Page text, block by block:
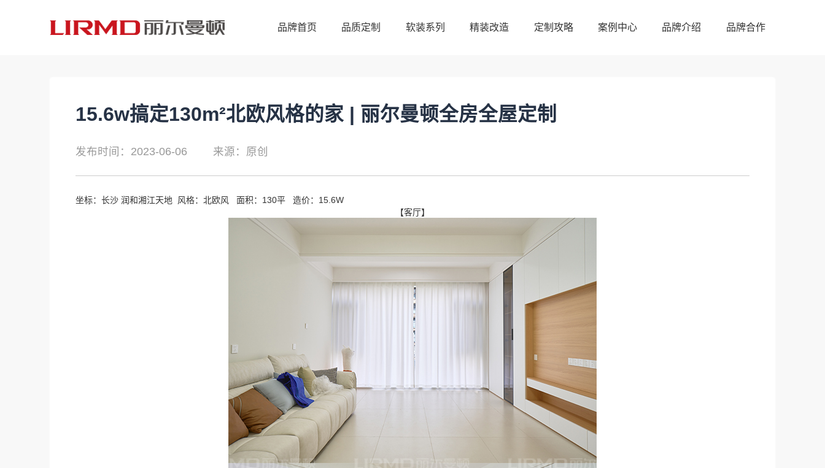
品牌首页 品质定制 软装系列 精装改造 定制攻略 案例中心 品牌介绍 品牌合作
15.6w搞定130m²北欧风格的家 | 丽尔曼顿全房全屋定制
发布时间：2023-06-06 来源：原创
坐标：长沙 润和湘江天地 风格：北欧风 面积：130平 造价：15.6W
【客厅】